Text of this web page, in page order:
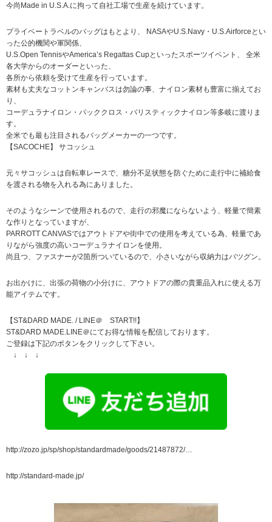
今尚Made in U.S.A.に拘って自社工場で生産を続けています。
プライベートラベルのバッグはもとより、 NASAやU.S.Navy・U.S.Airforceとい
った公的機関や軍関係、
U.S.Open TennisやAmerica’s Regattas Cupといったスポーツイベント、 全米
各大学からのオーダーといった、
各所から依頼を受けて生産を行っています。
素材も丈夫なコットンキャンバスは勿論の事、ナイロン素材も豊富に揃えてお
り、
コーデュラナイロン・パッククロス・バリスティックナイロン等多岐に渡りま
す。
全米でも最も注目されるバッグメーカーの一つです。
【SACOCHE】 サコッシュ
元々サコッシュは自転車レースで、糖分不足状態を防ぐために走行中に補給食
を渡される物を入れる為にありました。
そのようなシーンで使用されるので、走行の邪魔にならないよう、軽量で簡素
な作りとなっていますが、
PARROTT CANVASではアウトドアや街中での使用を考えている為、軽量であ
りながら強度の高いコーデュラナイロンを使用。
尚且つ、ファスナーが2箇所ついているので、小さいながら収納力はバツグン。
お出かけに、出張の荷物の小分けに、アウトドアの際の貴重品入れに使える万
能アイテムです。
【ST&DARD MADE. / LINE＠ START!!】
ST&DARD MADE.LINE＠にてお得な情報を配信しております。
ご登録は下記のボタンをクリックして下さい。
↓ ↓ ↓
http://zozo.jp/sp/shop/standardmade/goods/21487872/…
http://standard-made.jp/